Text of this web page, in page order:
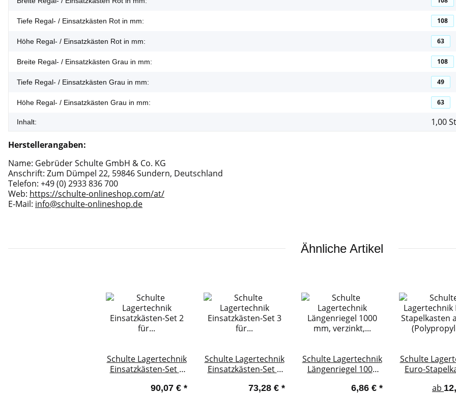
Tiefe Regal- / Einsatzkästen Rot in mm: 108
Höhe Regal- / Einsatzkästen Rot in mm: 63
Breite Regal- / Einsatzkästen Grau in mm: 108
Tiefe Regal- / Einsatzkästen Grau in mm: 49
Höhe Regal- / Einsatzkästen Grau in mm: 63
Inhalt: 1,00
Herstellerangaben:
Name: Gebrüder Schulte GmbH & Co. KG
Anschrift: Zum Dümpel 22, 59846 Sundern, Deutschland
Telefon: +49 (0) 2933 836 700
Web: https://schulte-onlineshop.com/at/
E-Mail: info@schulte-onlineshop.de
Ähnliche Artikel
Schulte Lagertechnik
Einsatzkästen-Set 2
90,07 € *
Schulte Lagertechnik
Einsatzkästen-Set 3
73,28 € *
Schulte Lagertechnik
Längenriegel 1000
MULTIplus85- und
6,86 € *
Schulte
Euro-
ab